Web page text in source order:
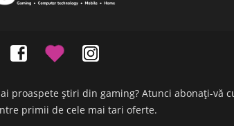
știri din gaming? Atunci abonați-vă
primii de cele mai tari oferte.